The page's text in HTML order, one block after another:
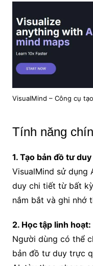
VisualMind – Công cụ
Tính năng
1. Tạo bản đồ tư
VisualMind sử dụng
duy chi tiết từ bất
nắm bắt và ghi nhớ
2. Học tập linh
Người dùng có thể
bản đồ tư duy trực